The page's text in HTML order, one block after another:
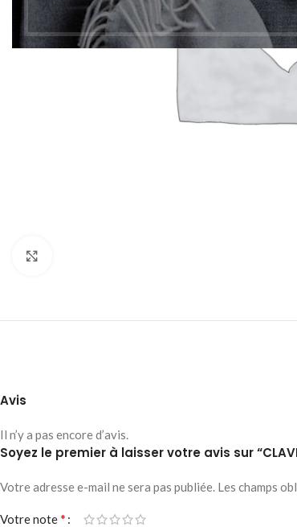
Avis
Il n’y a pas encore d’avis.
Soyez le premier à laisser votre avis sur
Votre adresse e-mail ne sera pas publiée. Les champs
Votre note*